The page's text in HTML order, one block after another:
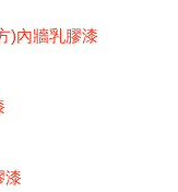
)內牆乳膠漆
漆